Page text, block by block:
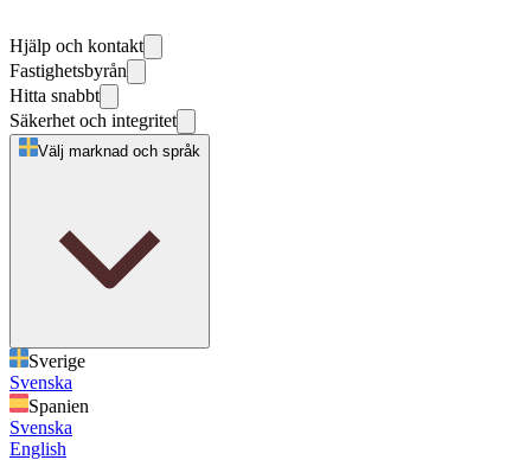
Hjälp och kontakt
Fastighetsbyrån
Hitta snabbt
Säkerhet och integritet
Välj marknad och språk
Sverige
Svenska
Spanien
Svenska
English